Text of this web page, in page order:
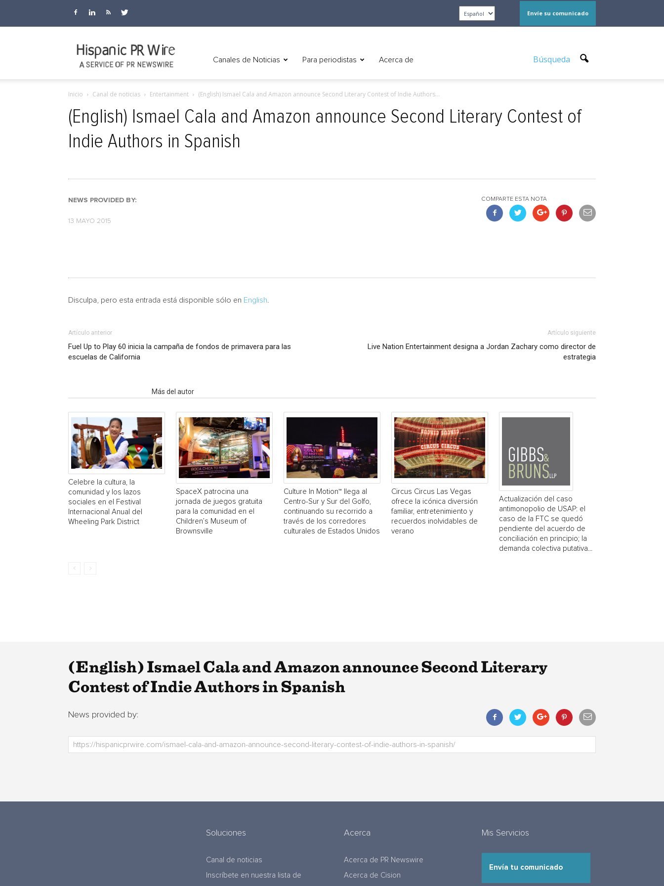
Envíe su comunicado
Canales de Noticias Para periodistas Acerca de Búsqueda
Inicio Canal de noticias Entertainment (English) Ismael Cala and Amazon announce Second Literary Contest of Indie Authors...
(English) Ismael Cala and Amazon announce Second Literary Contest of
Indie Authors in Spanish
NEWS PROVIDED BY:
13 MAYO 2015
COMPARTE ESTA NOTA
Disculpa, pero esta entrada está disponible sólo en English
Artículo anterior
Fuel Up to Play 60 inicia la campaña de fondos de primavera para las
escuelas de California
Artículo siguiente
Live Nation Entertainment designa a Jordan Zachary como director de
estrategia
Más del autor
Celebre la cultura, la
comunidad y los lazos
sociales en el Festival
Internacional Anual del
Wheeling Park District
SpaceX patrocina una
jornada de juegos gratuita
para la comunidad en el
Children’s Museum of
Brownsville
Culture In Motion™ llega al
Centro-Sur y Sur del Golfo,
continuando su recorrido a
través de los corredores
culturales de Estados Unidos
Circus Circus Las Vegas
ofrece la icónica diversión
familiar, entretenimiento y
recuerdos inolvidables de
verano
Actualización del caso
antimonopolio de USAP: el
caso de la FTC se quedó
pendiente del acuerdo de
conciliación en principio; la
demanda colectiva putativa...
(English) Ismael Cala and Amazon announce Second Literary
Contest of Indie Authors in Spanish
News provided by:
Soluciones
Canal de noticias
Inscríbete en nuestra lista de
Acerca
Acerca de PR Newswire
Acerca de Cision
Mis Servicios
Envía tu comunicado